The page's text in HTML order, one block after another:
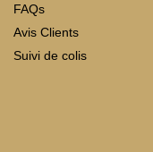
FAQs
Avis Clients
Suivi de colis